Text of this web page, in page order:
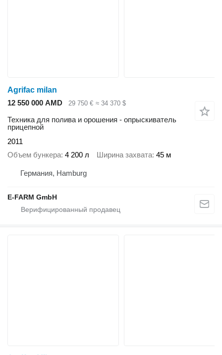
Agrifac milan
12 550 000 AMD
29 750 € ≈ 34 370 $
Техника для полива и орошения - опрыскиватель
прицепной
2011
Объем бункера 4 200 л Ширина захвата 45 м
Германия, Hamburg
E-FARM GmbH